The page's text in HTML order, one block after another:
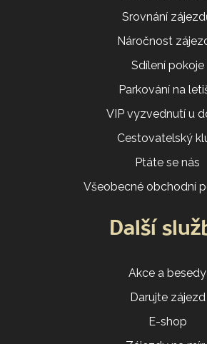
Srovnání
Náročnost
Sdílení pokoje
Parkování na
VIP vyzvednutí u
Cestovatelský
Ptáte se nás
Všeobecné obchodní
Další
Akce a besedy
Darujte zájezd
E-shop